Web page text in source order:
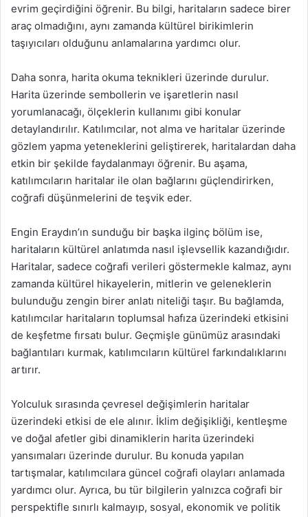
evrim geçirdiğini öğrenir. Bu bilgi, haritaların sadece birer
araç olmadığını, aynı zamanda kültürel birikimlerin
taşıyıcıları olduğunu anlamalarına yardımcı olur.
Daha sonra, harita okuma teknikleri üzerinde durulur.
Harita üzerinde sembollerin ve işaretlerin nasıl
yorumlanacağı, ölçeklerin kullanımı gibi konular
detaylandırılır. Katılımcılar, not alma ve haritalar üzerinde
gözlem yapma yeteneklerini geliştirerek, haritalardan daha
etkin bir şekilde faydalanmayı öğrenir. Bu aşama,
katılımcıların haritalar ile olan bağlarını güçlendirirken,
coğrafi düşünmelerini de teşvik eder.
Engin Eraydın’ın sunduğu bir başka ilginç bölüm ise,
haritaların kültürel anlatımda nasıl işlevsellik kazandığıdır.
Haritalar, sadece coğrafi verileri göstermekle kalmaz, aynı
zamanda kültürel hikayelerin, mitlerin ve geleneklerin
bulunduğu zengin birer anlatı niteliği taşır. Bu bağlamda,
katılımcılar haritaların toplumsal hafıza üzerindeki etkisini
de keşfetme fırsatı bulur. Geçmişle günümüz arasındaki
bağlantıları kurmak, katılımcıların kültürel farkındalıklarını
artırır.
Yolculuk sırasında çevresel değişimlerin haritalar
üzerindeki etkisi de ele alınır. İklim değişikliği, kentleşme
ve doğal afetler gibi dinamiklerin harita üzerindeki
yansımaları üzerinde durulur. Bu konuda yapılan
tartışmalar, katılımcılara güncel coğrafi olayları anlamada
yardımcı olur. Ayrıca, bu tür bilgilerin yalnızca coğrafi bir
perspektifle sınırlı kalmayıp, sosyal, ekonomik ve politik